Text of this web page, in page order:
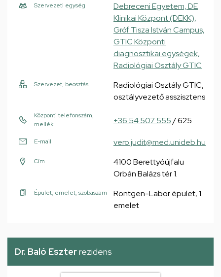
Szervezeti egység
Debreceni Egyetem, DE
Klinikai Központ (DEKK),
Gróf Tisza István Campus,
GTIC Központi
diagnosztikai egységek,
Radiológiai Osztály GTIC
Szervezet, beosztás
Radiológiai Osztály GTIC,
osztályvezető asszisztens
Központi telefonszám,
mellék
+36 54 507 555/ 625
E-mail vero.judit@med.unideb.hu
Cím
4100 Berettyóújfalu
Orbán Balázs tér 1.
Épület, emelet, szobaszám
Röntgen-Labor épület, 1.
emelet
Dr. Baló Eszterrezidens